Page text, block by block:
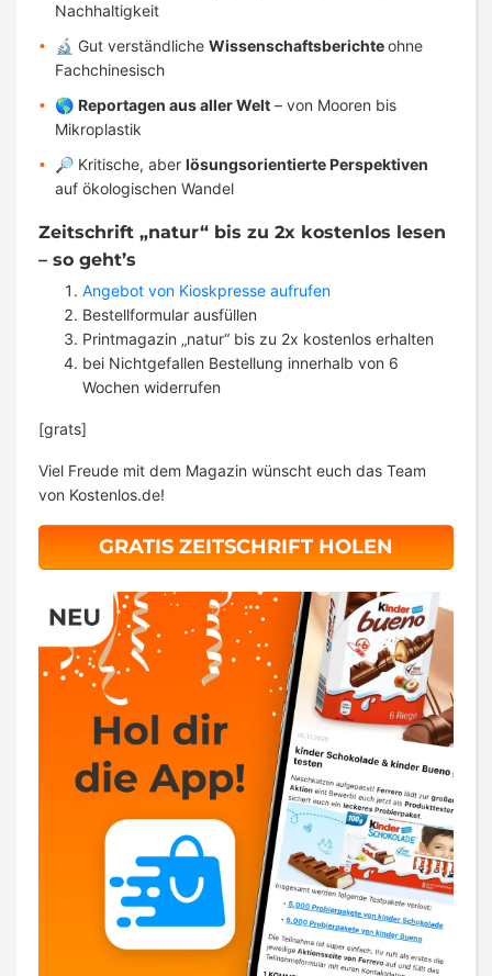
Nachhaltigkeit
🔬 Gut verständliche Wissenschaftsberichteohne
Fachchinesisch
🌎 Reportagen aus aller Welt – von Mooren bis
Mikroplastik
🔎 Kritische, aber lösungsorientierte Perspektiven
auf ökologischen Wandel
Zeitschrift „natur“ bis zu 2x kostenlos lesen
– so geht’s
Angebot von Kioskpresse aufrufen
Bestellformular ausfüllen
Printmagazin „natur“ bis zu 2x kostenlos erhalten
bei Nichtgefallen Bestellung innerhalb von 6
Wochen widerrufen
[grats]
Viel Freude mit dem Magazin wünscht euch das Team
von Kostenlos.de!
GRATIS ZEITSCHRIFT HOLEN